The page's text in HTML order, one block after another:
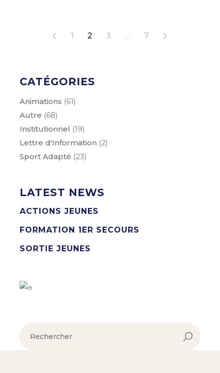
PAGINATION
PUBLICATIONS
1 2 3 … 7
CATÉGORIES
Animations (61)
Autre (68)
Institutionnel (19)
Lettre d'Information (2)
Sport Adapté (23)
LATEST NEWS
ACTIONS JEUNES
FORMATION 1ER SECOURS
SORTIE JEUNES